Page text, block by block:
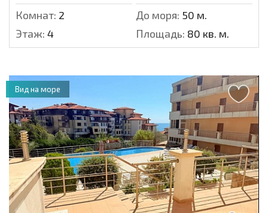
Комнат: 2 До моря: 50 м.
Этаж: 4 Площадь: 80 кв. м.
Вид на море